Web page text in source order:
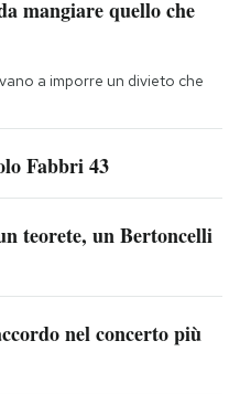
mangiare quello che
a imporre un divieto che
Fabbri 43
teorete, un Bertoncelli
nel concerto più